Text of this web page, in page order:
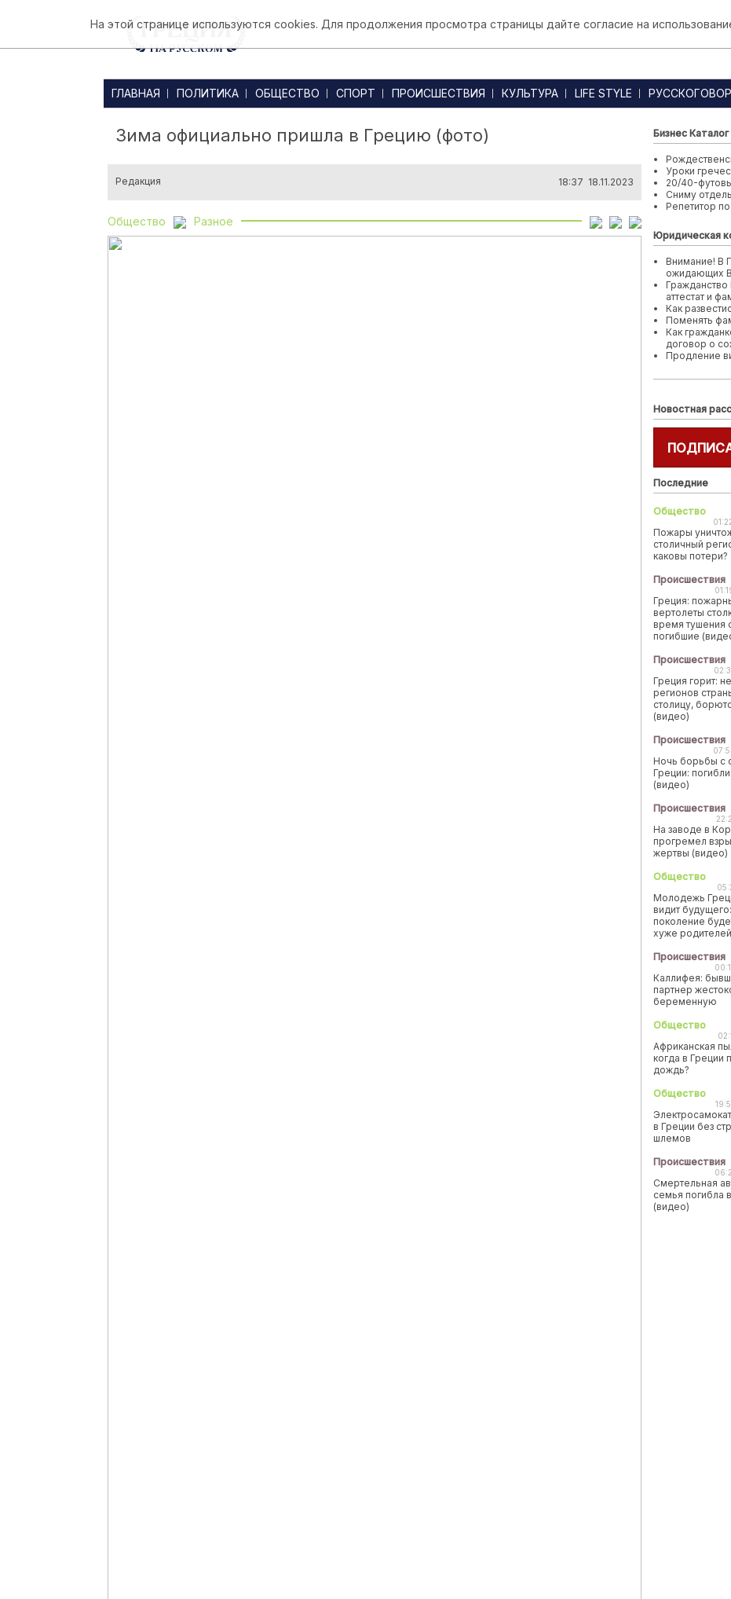
ГЛАВНАЯ ПОЛИТИКА ОБЩЕСТВО СПОРТ ПРОИСШЕСТВИЯ КУЛЬТУРА LIFE STYLE
Зима официально пришла в Грецию (фото)
Редакция 18:37 18.11.2023
Общество Разное
Бизнес
Уроки
20/40-
Сниму
Репетитор
Юридическая
Внимание! В
ожидающих
аттестат и
Как
Поменять
Как
договор о
Продление
Новостная
Последние
Общество
Пожары
столичный
каковы потери?
Происшествия
Греция:
вертолеты
время тушения
погибшие
Происшествия
Греция горит:
регионов
столицу,
(видео)
Происшествия
Ночь борьбы с
Греции:
(видео)
Происшествия
На заводе в
прогремел
жертвы (видео)
Общество
Молодежь
видит будущего:
поколение
хуже родителей
Происшествия
Каллифея:
партнер
беременную
Общество
Африканская
когда в Греции
дождь?
Общество
в Греции без
шлемов
Происшествия
Смертельная
семья погибла
(видео)
На этой странице используются cookies. Для продолжения просмотра страницы дайте согласие на